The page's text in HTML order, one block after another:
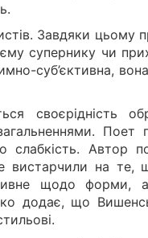
Завдяки цьому
супернику чи
суб’єктивна,
своєрідність
Поет
Автор
вистарчили на те,
щодо
додає, що